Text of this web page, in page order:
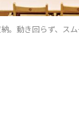
。動き回らず、スム